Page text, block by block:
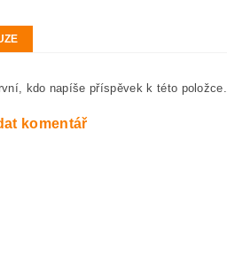
kdo napíše příspěvek k této položce.
komentář